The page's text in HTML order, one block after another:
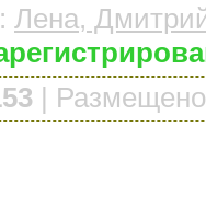
: Лена,
|